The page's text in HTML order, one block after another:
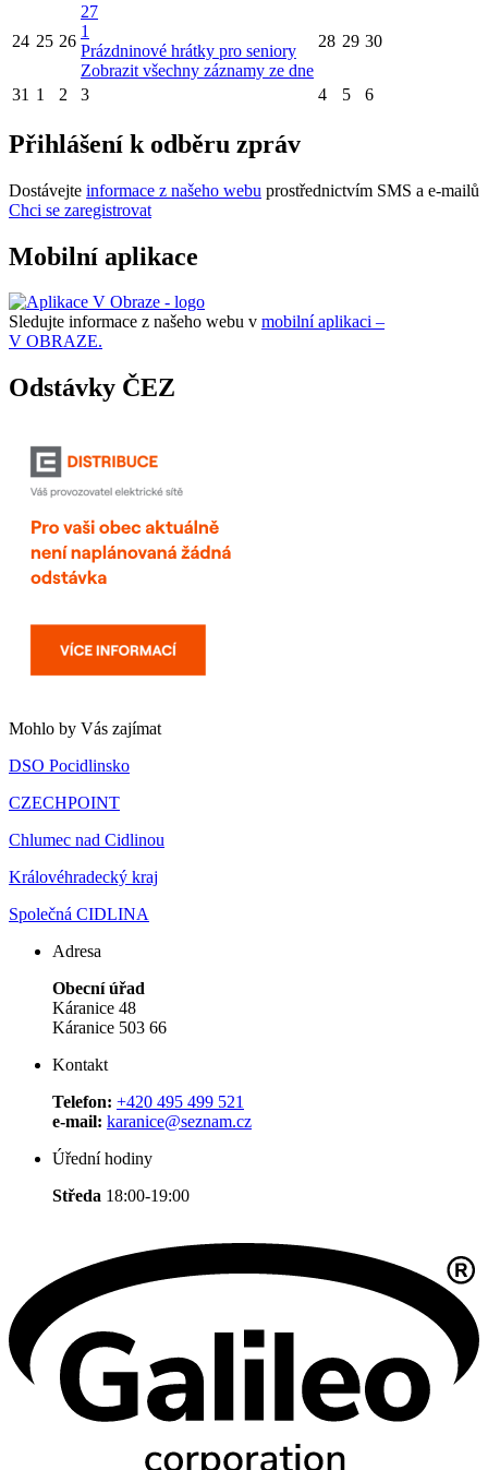
24 25 26
27
1
Prázdninové hrátky pro seniory
Zobrazit všechny záznamy ze dne
28 29 30
31 1 2 3 4 5 6
Přihlášení k odběru zpráv
Dostávejte informace z našeho webu prostřednictvím SMS a e-mailů
Chci se zaregistrovat
Mobilní aplikace
Sledujte informace z našeho webu v mobilní aplikaci –
V OBRAZE.
Odstávky ČEZ
Mohlo by Vás zajímat
DSO Pocidlinsko
CZECHPOINT
Chlumec nad Cidlinou
Královéhradecký kraj
Společná CIDLINA
Adresa
Obecní úřad
Káranice 48
Káranice 503 66
Kontakt
Telefon: +420 495 499 521
e-mail: karanice@seznam.cz
Úřední hodiny
Středa 18:00-19:00